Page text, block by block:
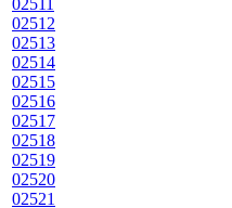
02511
02512
02513
02514
02515
02516
02517
02518
02519
02520
02521